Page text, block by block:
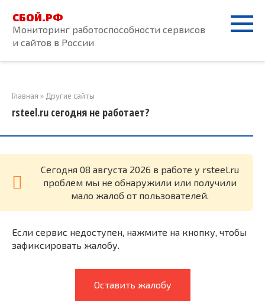
контенту
СБОЙ.РФ
Мониторинг работоспособности сервисов
и сайтов в России
Главная » Другие сайты
rsteel.ru сегодня не работает?
Cегодня 08 августа 2026 в работе у rsteel.ru
проблем мы не обнаружили или получили
мало жалоб от пользователей.
Если сервис недоступен, нажмите на кнопку, чтобы
зафиксировать жалобу.
Оставить жалобу